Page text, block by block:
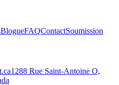
BlogueFAQContactSoumission
1288 Rue Saint-Antoine O,